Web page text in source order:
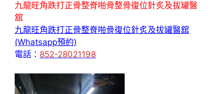
九龍旺角跌打正骨整脊啪骨整骨復位針炙及拔罐醫
舘
九龍旺角跌打正骨整脊啪骨復位針炙及拔罐醫舘
(Whatsapp預約)
電話： 852-28021198